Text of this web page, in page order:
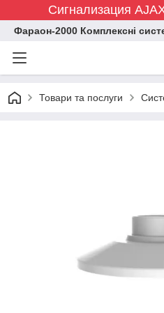
Сигнализация
Фараон-2000 Комплексні
Товари та послуги